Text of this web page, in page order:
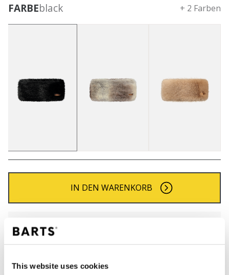
This website uses cookies
FARBEblack + 2 Farben
IN DEN WARENKORB
Bestellungen, die vor 12 Uhr MEZ (Montag bis
Freitag) bei uns eingehen, werden noch am selben
Tag versandt
innerhalb Deutschland